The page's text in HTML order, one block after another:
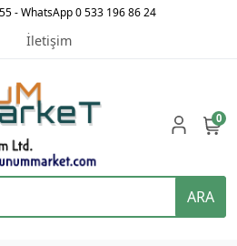
- WhatsApp 0 533 196 86 24
İletişim
ARA
0